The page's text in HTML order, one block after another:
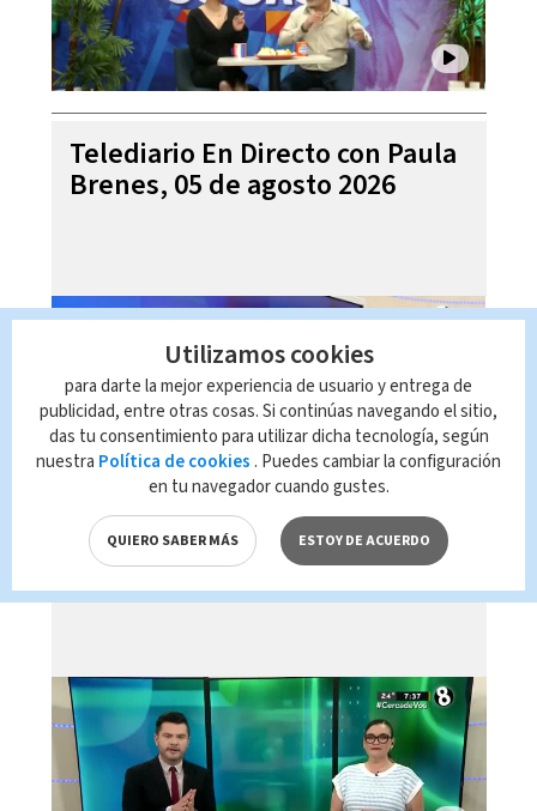
Telediario En Directo con Paula
Brenes, 05 de agosto 2026
Noticias Telediario Estelar, 04
de agosto 2026
Utilizamos cookies
para darte la mejor experiencia de usuario y entrega de
publicidad, entre otras cosas. Si continúas navegando el sitio,
das tu consentimiento para utilizar dicha tecnología, según
nuestra Política de cookies . Puedes cambiar la configuración
en tu navegador cuando gustes.
QUIERO SABER MÁS ESTOY DE ACUERDO